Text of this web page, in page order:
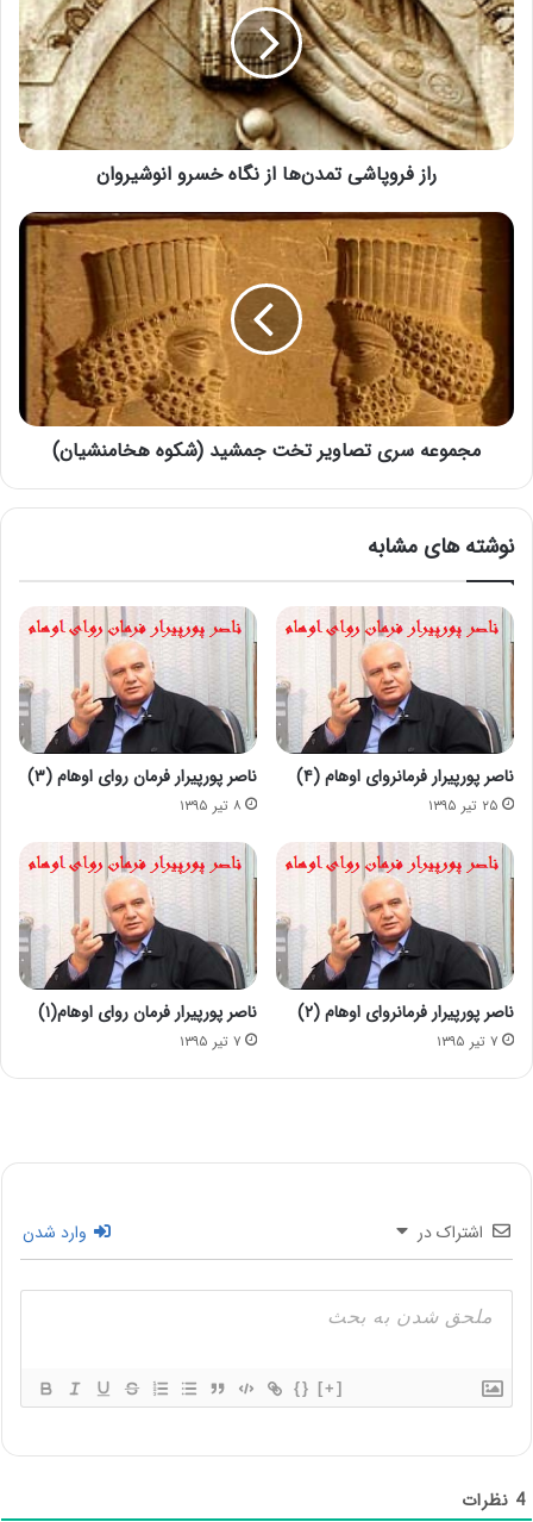
راز فروپاشی تمدن‌ها از نگاه خسرو انوشیروان
مجموعه سری تصاویر تخت جمشید (شکوه هخامنشیان)
نوشته های مشابه
ناصر پورپیرار فرمانروای اوهام (۴)
۲۵ تیر ۱۳۹۵
ناصر پورپیرار فرمان روای اوهام (۳)
۸ تیر ۱۳۹۵
ناصر پورپیرار فرمانروای اوهام (۲)
۷ تیر ۱۳۹۵
ناصر پورپیرار فرمان روای اوهام(۱)
۷ تیر ۱۳۹۵
اشتراک در وارد شدن
{} [+]
4 نظرات